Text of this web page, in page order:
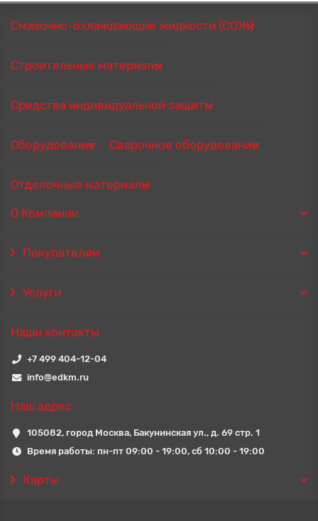
Смазочно-охлаждающие жидкости (СОЖ)
Строительные материалы
Средства индивидуальной защиты
Оборудование Сварочное оборудование
Отделочные материалы
О Компании
Покупателям
Услуги
Наши контакты
+7 499 404-12-04
info@edkm.ru
Наш адрес
105082, город Москва, Бакунинская ул., д. 69 стр. 1
Время работы: пн-пт 09:00 - 19:00, сб 10:00 - 19:00
Карты